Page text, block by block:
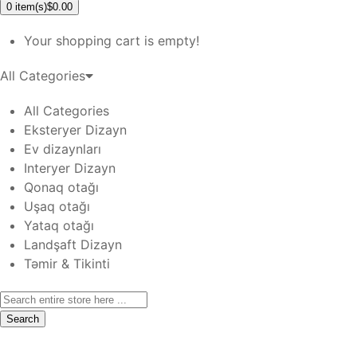
0 item(s)$0.00
Your shopping cart is empty!
All Categories
All Categories
Eksteryer Dizayn
Ev dizaynları
Interyer Dizayn
Qonaq otağı
Uşaq otağı
Yataq otağı
Landşaft Dizayn
Təmir & Tikinti
Search